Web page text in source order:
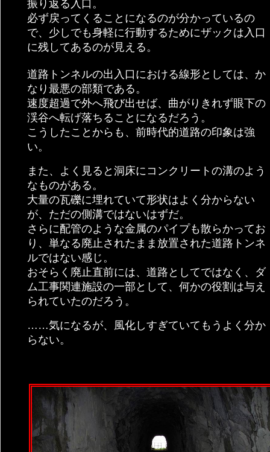
振り返る入口。
必ず戻ってくることになるのが分かっているの
で、少しでも身軽に行動するためにザックは入口
に残してあるのが見える。
道路トンネルの出入口における線形としては、か
なり最悪の部類である。
速度超過で外へ飛び出せば、曲がりきれず眼下の
渓谷へ転げ落ちることになるだろう。
こうしたことからも、前時代的道路の印象は強
い。
また、よく見ると洞床にコンクリートの溝のよう
なものがある。
大量の瓦礫に埋れていて形状はよく分からない
が、ただの側溝ではないはずだ。
さらに配管のような金属のパイプも散らかってお
り、単なる廃止されたまま放置された道路トンネ
ルではない感じ。
おそらく廃止直前には、道路としてではなく、ダ
ム工事関連施設の一部として、何かの役割は与え
られていたのだろう。
……気になるが、風化しすぎていてもうよく分か
らない。